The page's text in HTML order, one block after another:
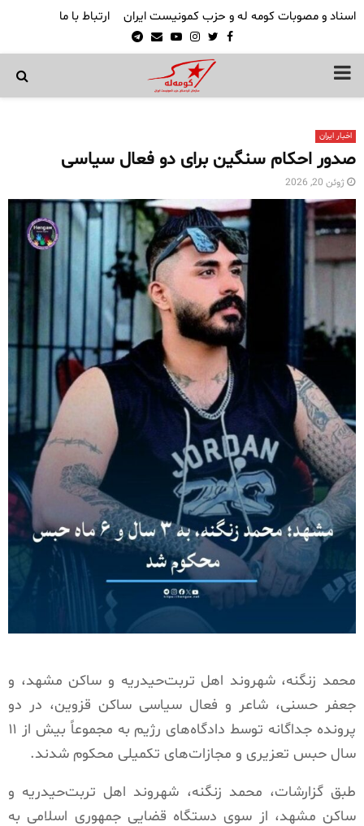
اسناد و مصوبات کومه له و حزب کمونیست ایران ارتباط با ما
Facebook
Twitter
Instagram
Youtube
Email
Telegram
PRIMARY
اخبار ایران
صدور احکام سنگین برای دو فعال سیاسی
ژوئن 20, 2026
محمد زنگنه، شهروند اهل تربت‌حیدریه و ساکن مشهد، و
جعفر حسنی، شاعر و فعال سیاسی ساکن قزوین، در دو
پرونده جداگانه توسط دادگاه‌های رژیم به مجموعاً بیش از ۱۱
سال حبس تعزیری و مجازات‌های تکمیلی محکوم شدند.
طبق گزارشات، محمد زنگنه، شهروند اهل تربت‌حیدریه و
ساکن مشهد، از سوی دستگاه قضایی جمهوری اسلامی به